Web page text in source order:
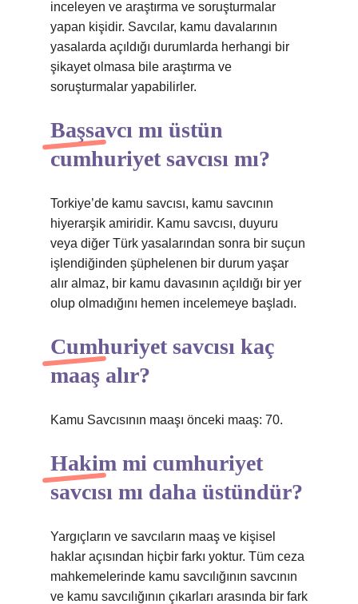
inceleyen ve araştırma ve soruşturmalar
yapan kişidir. Savcılar, kamu davalarının
yasalarda açıldığı durumlarda herhangi bir
şikayet olmasa bile araştırma ve
soruşturmalar yapabilirler.
Başsavcı mı üstün
cumhuriyet savcısı mı?
Torkiye’de kamu savcısı, kamu savcının
hiyerarşik amiridir. Kamu savcısı, duyuru
veya diğer Türk yasalarından sonra bir suçun
işlendiğinden şüphelenen bir durum yaşar
alır almaz, bir kamu davasının açıldığı bir yer
olup olmadığını hemen incelemeye başladı.
Cumhuriyet savcısı kaç
maaş alır?
Kamu Savcısının maaşı önceki maaş: 70.
Hakim mi cumhuriyet
savcısı mı daha üstündür?
Yargıçların ve savcıların maaş ve kişisel
haklar açısından hiçbir farkı yoktur. Tüm ceza
mahkemelerinde kamu savcılığının savcının
ve kamu savcılığının çıkarları arasında bir fark